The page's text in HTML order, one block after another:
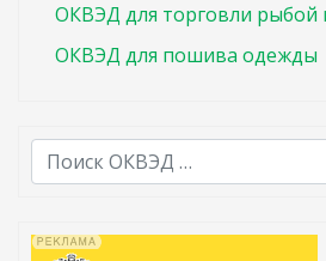
ОКВЭД для торговли рыбой
ОКВЭД для пошива одежды
В списке найденных